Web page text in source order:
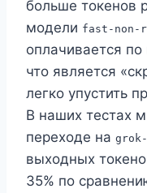
больше токенов
модели fast-non-
оплачивается
что является
легко упустить
В наших тестах
переходе на
выходных
35% по